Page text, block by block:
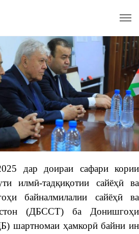
дар доираи сафари кории
илмӣ-тадқиқотии сайёҳӣ ва
байналмилалии сайёҳӣ ва
(ДБССТ) ба Донишгоҳи
шартномаи ҳамкорӣ байни ин